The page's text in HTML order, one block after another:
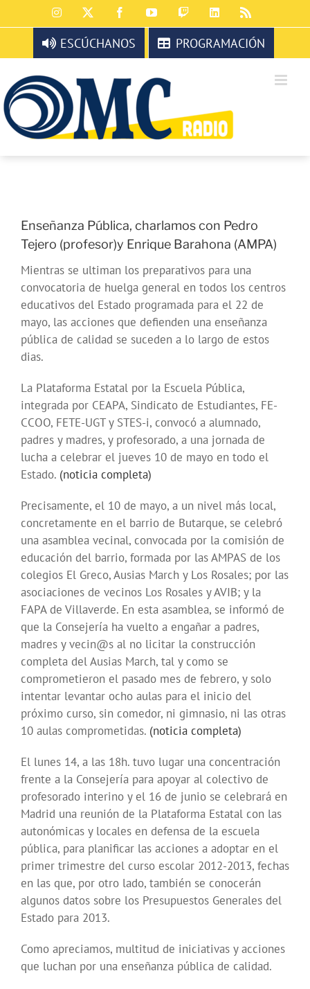
al
contenido
Instagram FacebookYouTubeTwitchLinkedIn
ESCÚCHANOS PROGRAMACIÓN
Enseñanza Pública, charlamos con Pedro
Tejero (profesor)y Enrique Barahona (AMPA)
Mientras se ultiman los preparativos para una
convocatoria de huelga general en todos los centros
educativos del Estado programada para el 22 de
mayo, las acciones que defienden una enseñanza
pública de calidad se suceden a lo largo de estos
dias.
La Plataforma Estatal por la Escuela Pública,
integrada por CEAPA, Sindicato de Estudiantes, FE-
CCOO, FETE-UGT y STES-i, convocó a alumnado,
padres y madres, y profesorado, a una jornada de
lucha a celebrar el jueves 10 de mayo en todo el
Estado. (noticia completa)
Precisamente, el 10 de mayo, a un nivel más local,
concretamente en el barrio de Butarque, se celebró
una asamblea vecinal, convocada por la comisión de
educación del barrio, formada por las AMPAS de los
colegios El Greco, Ausias March y Los Rosales; por las
asociaciones de vecinos Los Rosales y AVIB; y la
FAPA de Villaverde. En esta asamblea, se informó de
que la Consejería ha vuelto a engañar a padres,
madres y vecin@s al no licitar la construcción
completa del Ausias March, tal y como se
comprometieron el pasado mes de febrero, y solo
intentar levantar ocho aulas para el inicio del
próximo curso, sin comedor, ni gimnasio, ni las otras
10 aulas comprometidas. (noticia completa)
El lunes 14, a las 18h. tuvo lugar una concentración
frente a la Consejería para apoyar al colectivo de
profesorado interino y el 16 de junio se celebrará en
Madrid una reunión de la Plataforma Estatal con las
autonómicas y locales en defensa de la escuela
pública, para planificar las acciones a adoptar en el
primer trimestre del curso escolar 2012-2013, fechas
en las que, por otro lado, también se conocerán
algunos datos sobre los Presupuestos Generales del
Estado para 2013.
Como apreciamos, multitud de iniciativas y acciones
que luchan por una enseñanza pública de calidad.